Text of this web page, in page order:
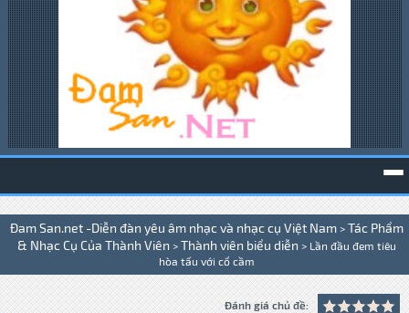
Đam San.net -Diễn đàn yêu âm nhạc và nhạc cụ Việt Nam > Tác Phẩm
& Nhạc Cụ Của Thành Viên > Thành viên biểu diễn > Lần đầu đem tiêu
hòa tấu với cổ cầm
Đánh giá chủ đề: